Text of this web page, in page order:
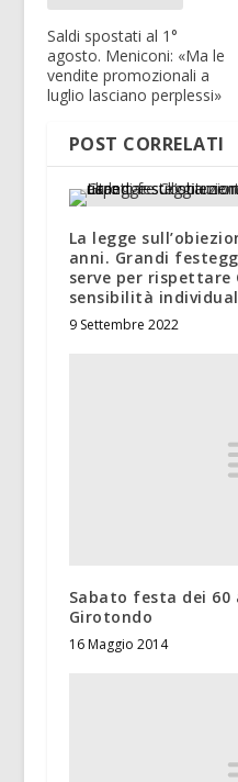
Saldi spostati al 1°
agosto. Meniconi: «Ma le
vendite promozionali a
luglio lasciano perplessi»
POST CORRELATI
La legge
anni. Grandi
serve per rispettare
sensibilità
9 Settembre 2022
Sabato festa dei 60
Girotondo
16 Maggio 2014